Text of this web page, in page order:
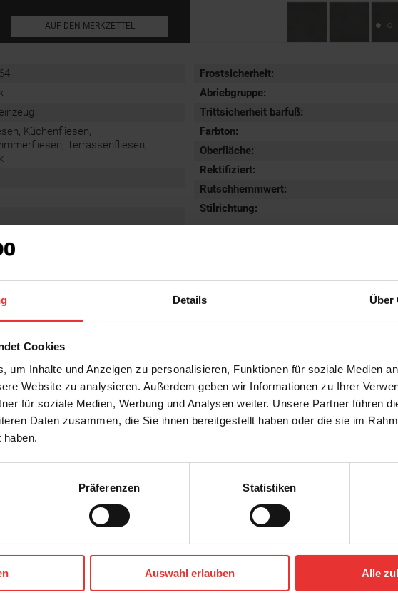
Details Über
Cookies
um Inhalte und Anzeigen zu personalisieren, Funktionen für soziale Medien
Website zu analysieren. Außerdem geben wir Informationen zu Ihrer
für soziale Medien, Werbung und Analysen weiter. Unsere Partner führen
Daten zusammen, die Sie ihnen bereitgestellt haben oder die sie im
Präferenzen Statistiken
Auswahl erlauben Alle
AUF DEN MERKZETTEL
Küchenfliesen,
Terrassenfliesen,
Frostsicherheit:
Abriebgruppe:
Trittsicherheit barfuß:
Farbton:
Oberfläche:
Rektifiziert:
Rutschhemmwert:
Stilrichtung:
cm
Habitat
45 x 120 cm